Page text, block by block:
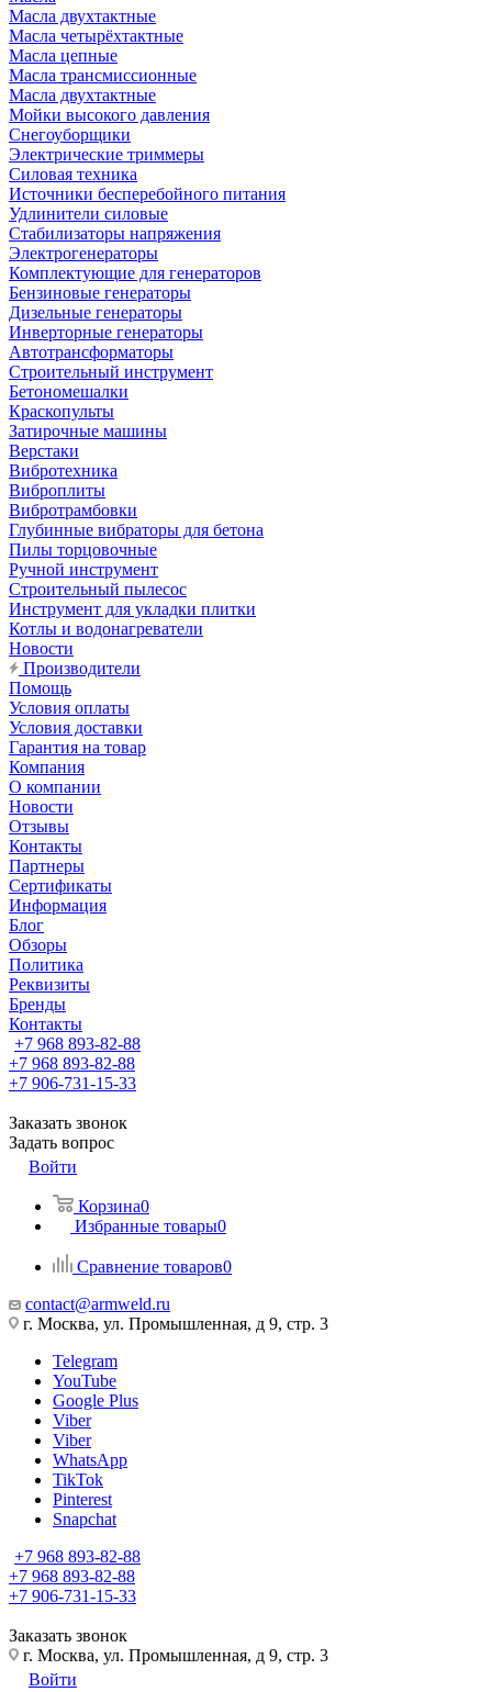
Масла двухтактные
Масла четырёхтактные
Масла цепные
Масла трансмиссионные
Масла двухтактные
Мойки высокого давления
Снегоуборщики
Электрические триммеры
Силовая техника
Источники бесперебойного питания
Удлинители силовые
Стабилизаторы напряжения
Электрогенераторы
Комплектующие для генераторов
Бензиновые генераторы
Дизельные генераторы
Инверторные генераторы
Автотрансформаторы
Строительный инструмент
Бетономешалки
Краскопульты
Затирочные машины
Верстаки
Вибротехника
Виброплиты
Вибротрамбовки
Глубинные вибраторы для бетона
Пилы торцовочные
Ручной инструмент
Строительный пылесос
Инструмент для укладки плитки
Котлы и водонагреватели
Новости
Производители
Помощь
Условия оплаты
Условия доставки
Гарантия на товар
Компания
О компании
Новости
Отзывы
Контакты
Партнеры
Сертификаты
Информация
Блог
Обзоры
Политика
Реквизиты
Бренды
Контакты
+7 968 893-82-88
+7 968 893-82-88
+7 906-731-15-33
Заказать звонок
Задать вопрос
Войти
Корзина0
Избранные товары0
Сравнение товаров0
contact@armweld.ru
г. Москва, ул. Промышленная, д 9, стр. 3
Telegram
YouTube
Google Plus
Viber
Viber
WhatsApp
TikTok
Pinterest
Snapchat
+7 968 893-82-88
+7 968 893-82-88
+7 906-731-15-33
Заказать звонок
г. Москва, ул. Промышленная, д 9, стр. 3
Войти